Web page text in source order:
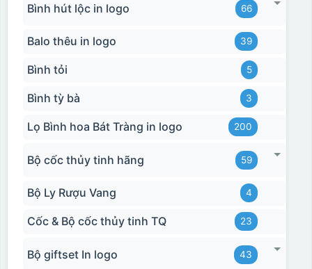
Bình hút lộc in logo 66
Balo thêu in logo 39
Bình tỏi 5
Bình tỳ bà 3
Lọ Bình hoa Bát Tràng in logo 200
Bộ cốc thủy tinh hãng 59
Bộ Ly Rượu Vang 4
Cốc & Bộ cốc thủy tinh TQ 23
Bộ giftset In logo 43